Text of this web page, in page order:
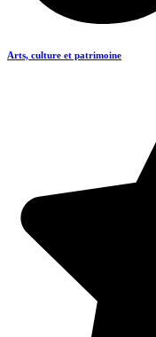
Arts, culture et patrimoine